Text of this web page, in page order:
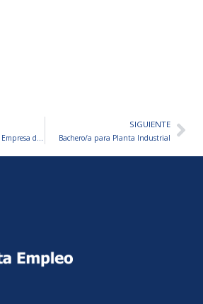
SIGUIENTE
Bachero/a para Planta Industrial